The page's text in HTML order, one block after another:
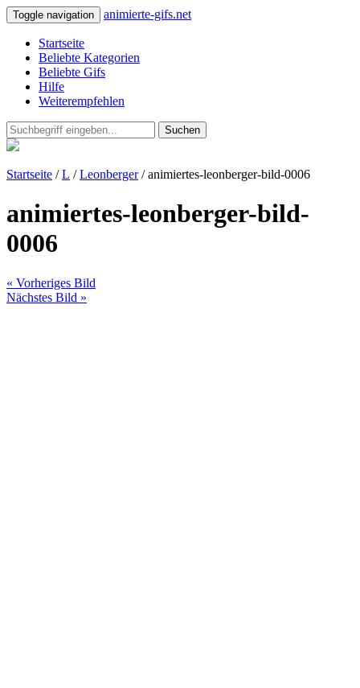
Toggle navigation animierte-gifs.net
Startseite
Beliebte Kategorien
Beliebte Gifs
Hilfe
Weiterempfehlen
Suchen
Startseite /L /Leonberger/ animiertes-leonberger-bild-0006
animiertes-leonberger-bild-
0006
« Vorheriges Bild
Nächstes Bild »